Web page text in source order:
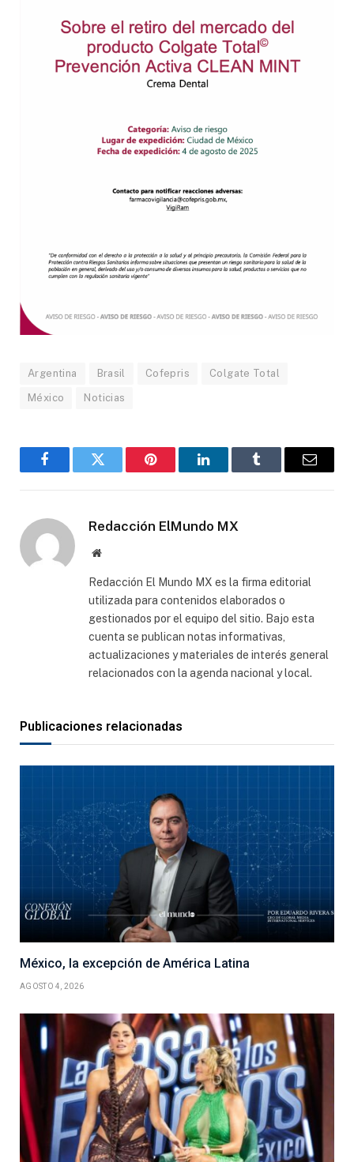
Argentina Brasil Cofepris Colgate Total
México Noticias
FacebookGorjeo Pinterest LinkedInTumblr
Correo
Redacción ElMundo MX
Sitio
Redacción El Mundo MX es la firma editorial
utilizada para contenidos elaborados o
gestionados por el equipo del sitio. Bajo esta
cuenta se publican notas informativas,
actualizaciones y materiales de interés general
relacionados con la agenda nacional y local.
Publicaciones relacionadas
México, la excepción de América Latina
AGOSTO 4, 2026